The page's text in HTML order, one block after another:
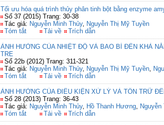
Tối ưu hóa quá trình thủy phân tinh bột bằng enzyme
Số 37 (2015) Trang: 30-38
Tác giả: Nguyễn Minh Thủy, Nguyễn Thị Mỹ Tuyền
Tóm tắt
Tải về Trích dẫn
ẢNH HƯỞNG CỦA NHIỆT ĐỘ VÀ BAO BÌ ĐẾN KHẢ
TRE
Số 22b (2012) Trang: 311-321
Tác giả: Nguyễn Minh Thủy, Nguyễn Thị Mỹ Tuyền,
Tóm tắt
Tải về Trích dẫn
ẢNH HƯỞNG CỦA ĐIỀU KIỆN XỬ LÝ VÀ TỒN TRỮ
Số 28 (2013) Trang: 36-43
Tác giả: Nguyễn Minh Thủy, Hồ Thanh Hương,
Tóm tắt
Tải về Trích dẫn